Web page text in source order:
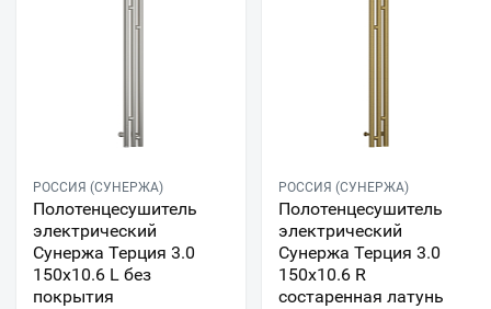
РОССИЯ (СУНЕРЖА)
Полотенцесушитель
электрический
Сунержа Терция 3.0
150х10.6 L без
покрытия
РОССИЯ (СУНЕРЖА)
Полотенцесушитель
электрический
Сунержа Терция 3.0
150х10.6 R
состаренная латунь